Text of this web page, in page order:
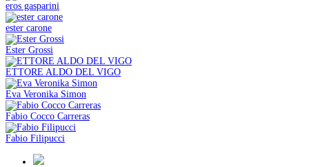
eros gasparini
ester carone
Ester Grossi
ETTORE ALDO DEL VIGO
Eva Veronika Simon
Fabio Cocco Carreras
Fabio Filipucci